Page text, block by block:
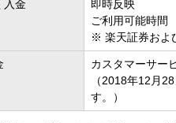
入金
即時反映
ご利用可能時
※ 楽天証券およ
カスタマーサー
（2018年12月
す。）